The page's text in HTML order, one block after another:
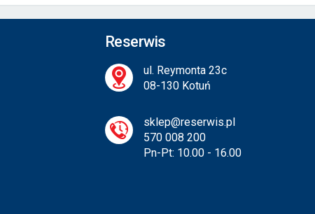
Reserwis
ul. Reymonta 23c
08-130 Kotuń
sklep@reserwis.pl
570 008 200
Pn-Pt: 10.00 - 16.00